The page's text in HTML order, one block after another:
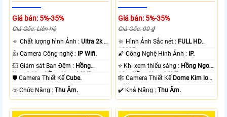
Giá bán: 5%-35%
Giá Gốc: Liên hệ
🔅 Chất lượng hình Ảnh :Ultra 2k +
.
👍 Camera Công nghệ :
IP Wifi.
💥 Giám sát Ban Đêm : Hồng
Ngoại 10m Hồng Ngoại SMD.
🛡 Camera Thiết KếCube.
️☣️ Chức Năng :Thu Âm.
Giá bán: 5%-35%
Giá Gốc: 00 ₫
🔆 Hình Ảnh Sắc nét : FULL HD
1080P .
🌠 Công Nghệ Hình Ảnh :
IP.
⭐ Khi xem thiếu sáng : Hồng Ngoại
10m Hồng Ngoại SMD.
🕸️ Camera Thiết Kế Dome Kim loại
+ Nhựa.
️✔️ Khả Năng :Thu Âm.